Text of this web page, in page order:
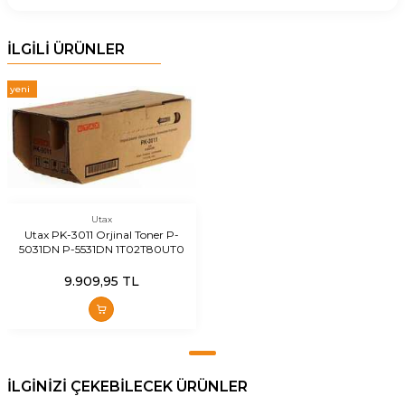
İLGİLİ ÜRÜNLER
yeni
Utax
Utax PK-3011 Orjinal Toner P-
5031DN P-5531DN 1T02T80UT0
9.909,95 TL
İLGİNİZİ ÇEKEBİLECEK ÜRÜNLER